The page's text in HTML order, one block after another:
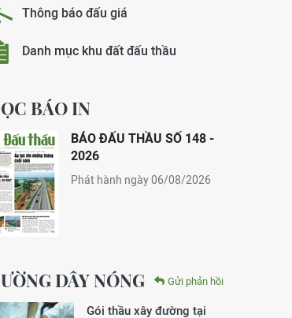
Thông báo đấu giá
Danh mục khu đất đấu thầu
ĐỌC BÁO IN
BÁO ĐẤU THẦU SỐ 148 -
2026
Phát hành ngày 06/08/2026
ĐƯỜNG DÂY NÓNG Gửi phản hồi
Gói thầu xây đường tại